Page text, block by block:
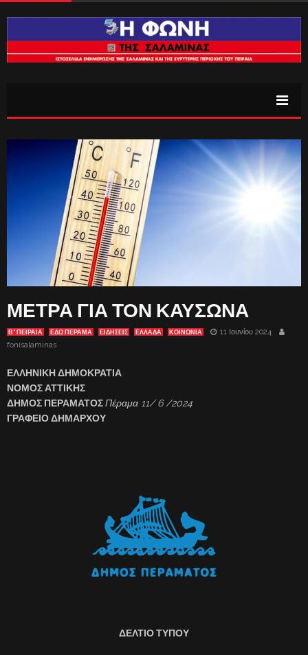
ΜΕΤΡΑ ΓΙΑ ΤΟΝ ΚΑΥΣΩΝΑ
Β' ΠΕΙΡΑΙΑ ΕΔΩ ΠΕΡΑΜΑ ΕΙΔΗΣΕΙΣ ΕΛΛΑΔΑ ΚΟΙΝΩΝΙΑ
11 Ιουνίου 2024
fonisalaminas
ΕΛΛΗΝΙΚΗ ΔΗΜΟΚΡΑΤΙΑ
ΝΟΜΟΣ ΑΤΤΙΚΗΣ
ΔΗΜΟΣ ΠΕΡΑΜΑΤΟΣΠέραμα 11/ 6 /2024
ΓΡΑΦΕΙΟ ΔΗΜΑΡΧΟΥ
ΔΕΛΤΙΟ ΤΥΠΟΥ